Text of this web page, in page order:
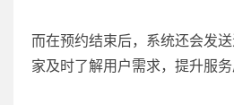
而在预约结束后，系统还会发
家及时了解用户需求，提升服务